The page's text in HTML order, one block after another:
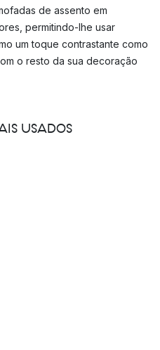
de assento em
permitindo-lhe usar
um toque contrastante como
o resto da sua decoração
assento para cadeiras de
USADOS